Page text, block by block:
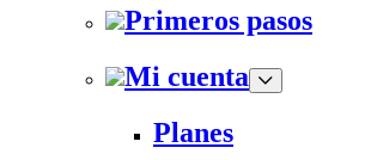
Primeros pasos
Mi cuenta
Planes